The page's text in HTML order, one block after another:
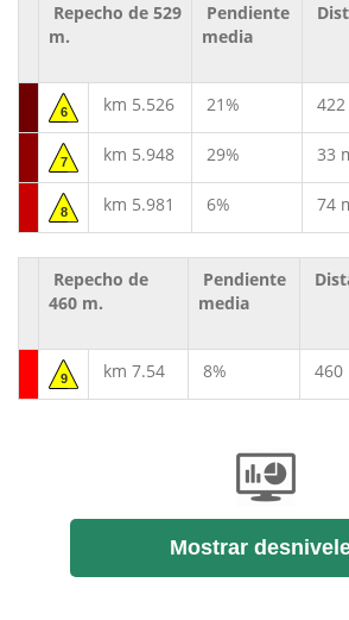
Repecho de 529
m.
Pendiente
media
6 km 5.526 21%
7 km 5.948 29% 33
8 km 5.981 6% 74
Repecho de
460 m.
Pendiente
media
9 km 7.54 8% 460
Mostrar